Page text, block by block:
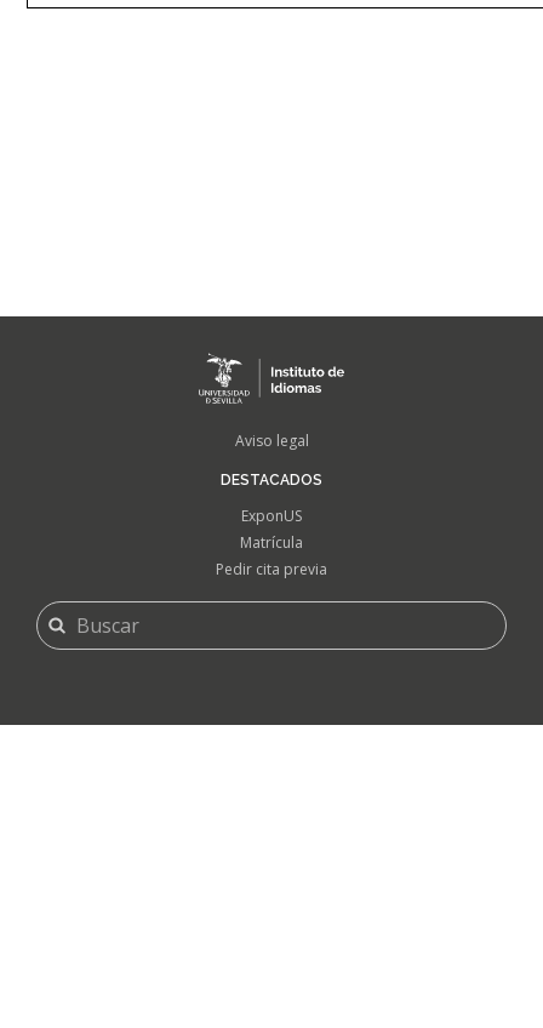
Aviso legal
DESTACADOS
ExponUS
Matrícula
Pedir cita previa
FORMULARIO
DE
BÚSQUEDA
Buscar